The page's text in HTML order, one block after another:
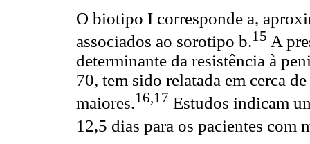
O biotipo I corresponde a,
associados ao sorotipo b.15 A
determinante da resistência à
70, tem sido relatada em cerca
maiores.16,17 Estudos indicam
12,5 dias para os pacientes com